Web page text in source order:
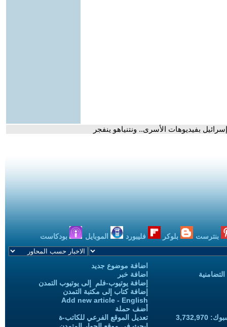
بفيديوهات الأسرى.. ونتنياهو ينفجر
بنترست بلوكر فليبورد الموبايل بودكاست
اضافة موضوع جديد
اضافة خبر
إضافة يوتيوب-فلم إلى يوتيوب التمدن
إضافة كتاب إلى مكتبة التمدن
Add new article - English
أضف حملة
تعديل الموقع الفرعي للكاتب-ة